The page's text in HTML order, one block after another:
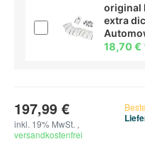
original
extra
18,70 €
197,99 €
inkl. 19% MwSt. ,
versandkostenfrei